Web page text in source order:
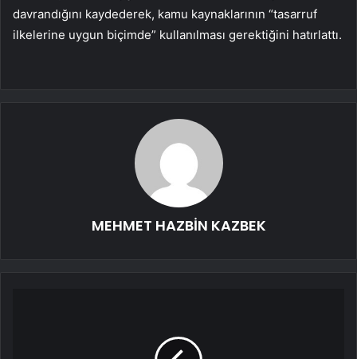
davrandığını kaydederek, kamu kaynaklarının “tasarruf
ilkelerine uygun biçimde” kullanılması gerektiğini hatırlattı.
MEHMET HAZBİN KAZBEK